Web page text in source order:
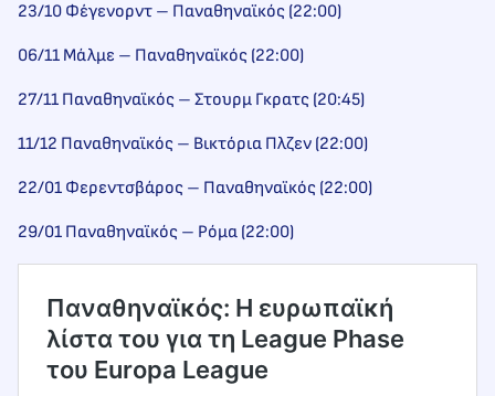
23/10 Φέγενορντ – Παναθηναϊκός (22:00)
06/11 Μάλμε – Παναθηναϊκός (22:00)
27/11 Παναθηναϊκός – Στουρμ Γκρατς (20:45)
11/12 Παναθηναϊκός – Βικτόρια Πλζεν (22:00)
22/01 Φερεντσβάρος – Παναθηναϊκός (22:00)
29/01 Παναθηναϊκός – Ρόμα (22:00)
Παναθηναϊκός: Η ευρωπαϊκή
λίστα του για τη League Phase
του Europa League